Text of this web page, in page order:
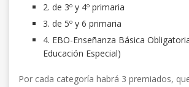
2. de 3º y 4º primaria
3. de 5º y 6 primaria
4. EBO-Enseñanza Básica
Educación Especial)
Por cada categoría habrá 3 premiados,